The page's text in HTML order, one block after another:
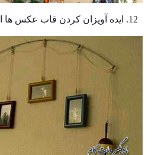
ایده آویزان کردن قاب عکس ها